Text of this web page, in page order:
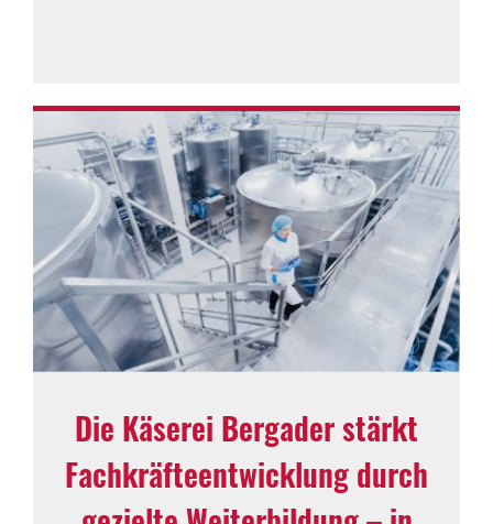
Die Käserei Bergader stärkt
Fachkräfteentwicklung durch